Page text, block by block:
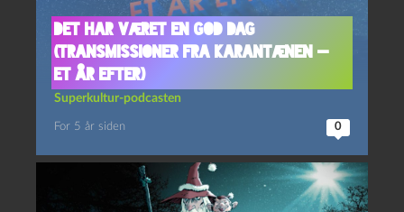
Det har været en god dag
(Transmissioner fra karantænen —
et år efter)
Superkultur-podcasten
For 5 år siden 0